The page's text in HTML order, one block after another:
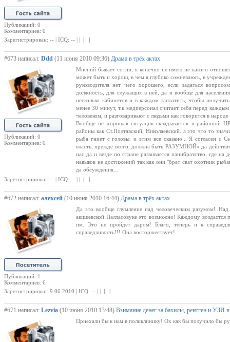
Публикаций: 0
Комментариев: 0
Зарегистрирован: -- | ICQ: -- | | | |
#673 написал: Ddd (11 июня 2010 09:36) Драма в трёх актах
Публикаций: 0
Комментариев: 0
Мнений бывает сотни, я конечно не имею не какого
может быть и хорош, в чем я глубоко сомневаюсь, в
руководителя нет чего хорошего, если задаться
должность, для служащих в ней, да и вообще для
несколько кабинетов и в каждом заплатить, чтобы
менее 30 минут, т.к медперсонал считает себя перед
человеком, и разговаривают с людьми как говорится в
Вообще не хорошая ситуация складывается в районной
районы как Ст.Полтавский, Николаевский. а это что то
рыба гниет с головы. и этим все сказано... Я согласен с
власть, прежде всего, должна быть РАЗУМНОЙ» да
нас да и везде по стране развивается панибратство, где
навыков не достижений так как они "брат сват охотник
да обсуждения...
Зарегистрирован: -- | ICQ: -- | | | |
#672 написал: алексей (10 июня 2010 16:44) Драма в трёх актах
Публикаций: 1
Комментариев: 6
Да это вообще глумление над человеческим разумом! Над
акишевской Палласовуке это возможно! Каждому
им. Это не пройдет даром! Благо, теперь и к
справедливость!!! Она восторжествует!
Зарегистрирован: 9.06.2010 | ICQ: -- | | | |
#671 написал: Lezvia (10 июня 2010 13:48) Взимание денег за бахилы, рентген и УЗИ
Приехали бы к нам в поликлинику! Ох как бы получило бы